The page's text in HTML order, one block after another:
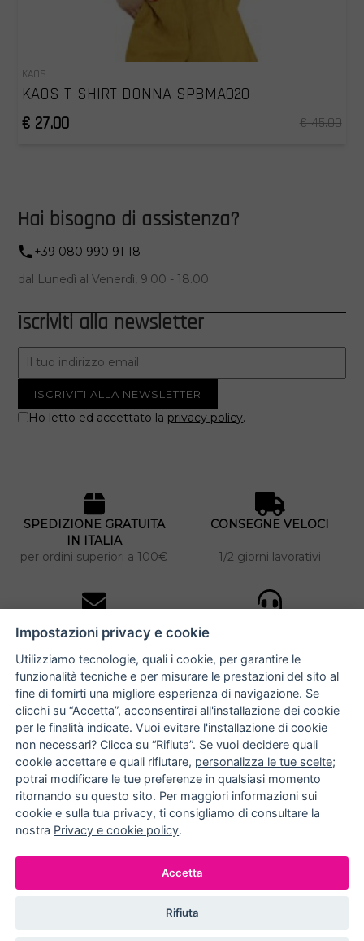
KAOS
KAOS T-SHIRT DONNA SPBMA020
€ 27.00
€ 45.00
Hai bisogno di assistenza?
+39 080 990 91 18
dal Lunedì al Venerdì, 9.00 - 18.00
Iscriviti alla newsletter
Ho letto ed accettato la privacy policy.
SPEDIZIONE GRATUITA
IN ITALIA
per ordini superiori a 100€
CONSEGNE VELOCI
1/2 giorni lavorativi
iscriviti alla newsletter
per tutti gli ordini
NUCCIA COSTANTINO
via Argiro 112/114 - 70122 Bari
+39 080 990 9118
+39 391 72 89 930
METODI DI PAGAMENTO
Impostazioni privacy e cookie
Utilizziamo tecnologie, quali i cookie, per garantire le
funzionalità tecniche e per misurare le prestazioni del sito al
fine di fornirti una migliore esperienza di navigazione. Se
clicchi su “Accetta”, acconsentirai all'installazione dei cookie
per le finalità indicate. Vuoi evitare l'installazione di cookie
non necessari? Clicca su “Rifiuta”. Se vuoi decidere quali
cookie accettare e quali rifiutare, personalizza le tue scelte;
potrai modificare le tue preferenze in qualsiasi momento
ritornando su questo sito. Per maggiori informazioni sui
cookie e sulla tua privacy, ti consigliamo di consultare la
nostra Privacy e cookie policy.
Accetta
Rifiuta